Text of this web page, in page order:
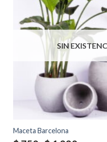
SIN
Maceta Barcelona
Rango